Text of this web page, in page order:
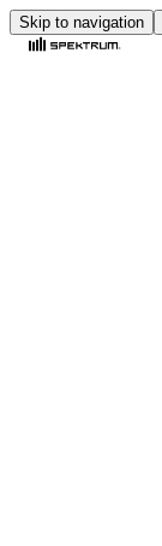
Skip to navigation